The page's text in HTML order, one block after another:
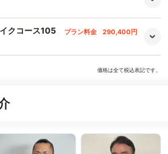
クコース105
プラン料金 290,400円
価格は全て税込表記です。